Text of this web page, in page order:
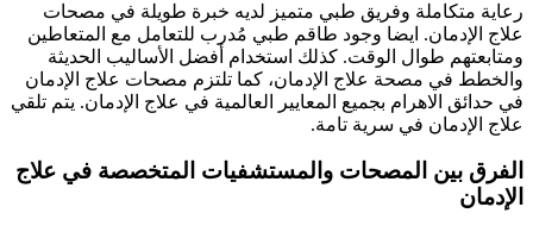
رعاية متكاملة وفريق طبي متميز لديه خبرة طويلة في مصحات
علاج الإدمان. ايضا وجود طاقم طبي مُدرب للتعامل مع المتعاطين
ومتابعتهم طوال الوقت. كذلك استخدام أفضل الأساليب الحديثة
والخطط في مصحة علاج الإدمان، كما تلتزم مصحات علاج الإدمان
في حدائق الاهرام بجميع المعايير العالمية في علاج الإدمان. يتم تلقي
علاج الإدمان في سرية تامة.
الفرق بين المصحات والمستشفيات المتخصصة في علاج
الإدمان